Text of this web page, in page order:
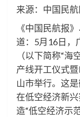
来源：中国民
《中国民航报
道：5月16日，
（以下简称“
产线开工仪式
山市举行。这是
在低空经济新
造“低空经济示